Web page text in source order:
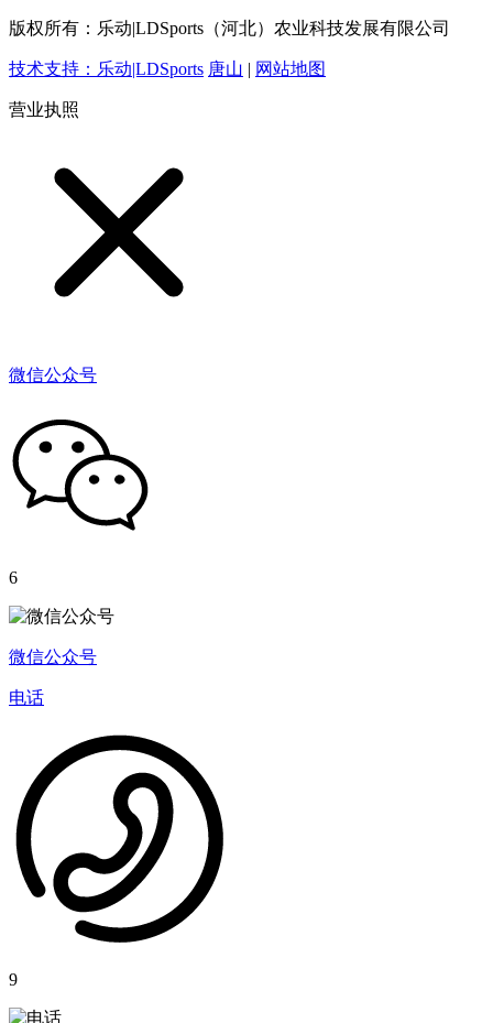
版权所有：乐动|LDSports（河北）农业科技发展有限公司
技术支持：乐动|LDSports 唐山 | 网站地图
营业执照
微信公众号
6
微信公众号
电话
9